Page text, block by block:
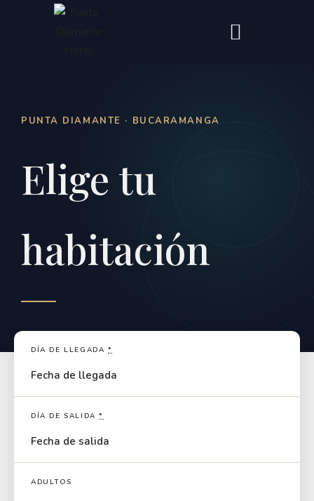
PUNTA DIAMANTE · BUCARAMANGA
Elige tu
habitación
DÍA DE LLEGADA *
DÍA DE SALIDA*
ADULTOS